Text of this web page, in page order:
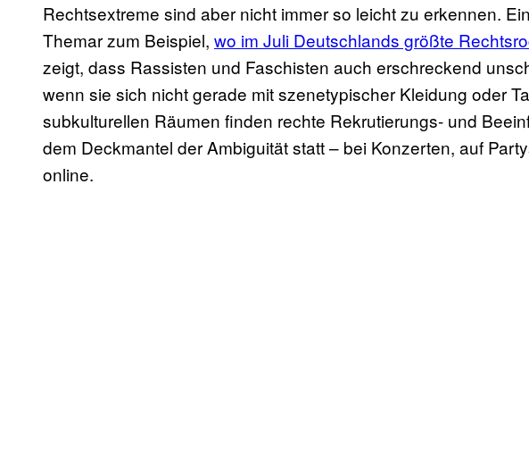
Rechtsextreme sind aber nicht immer so leicht zu erkennen.
Themar zum Beispiel, wo im Juli Deutschlands größte
zeigt, dass Rassisten und Faschisten auch erschreckend
wenn sie sich nicht gerade mit szenetypischer Kleidung oder
subkulturellen Räumen finden rechte Rekrutierungs- und
dem Deckmantel der Ambiguität statt – bei Konzerten, auf
online.